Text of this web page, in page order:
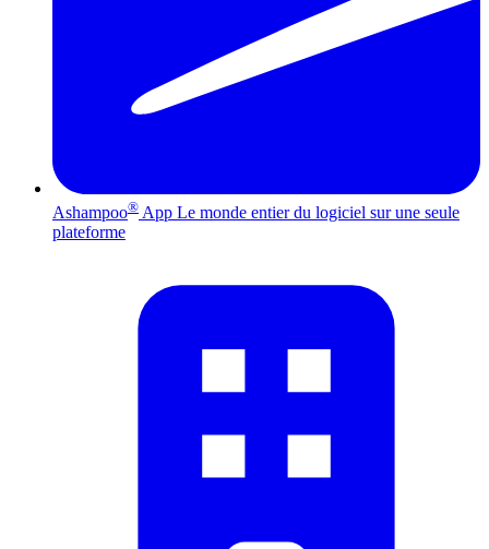
Ashampoo® App Le monde entier du logiciel sur une seule
plateforme